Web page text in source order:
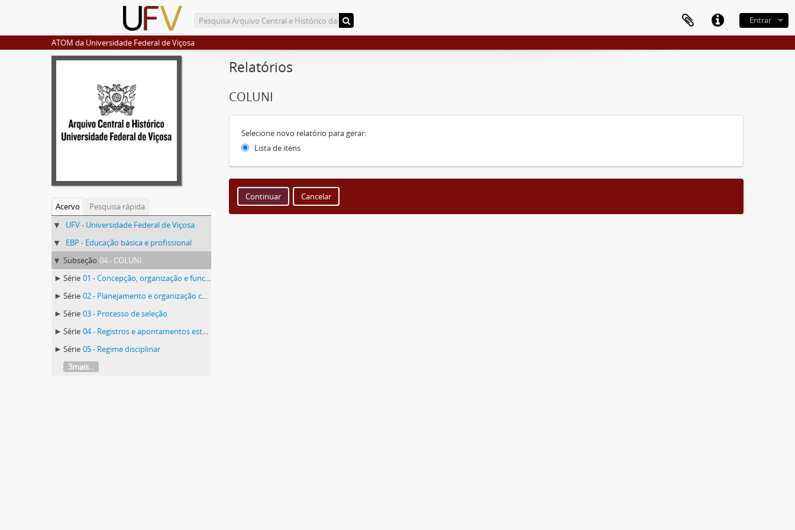
Entrar
ATOM da Universidade Federal de Viçosa
Acervo
Pesquisa rápida
UFV - Universidade Federal de Viçosa
EBP - Educação básica e profissional
Subseção 04 - COLUNI
Série 01 - Concepção, organização e funcionamento
Série 02 - Planejamento e organização curricular
Série 03 - Processo de seleção
Série 04 - Registros e apontamentos estatísticos
Série 05 - Regime disciplinar
3mais...
Relatórios
COLUNI
Selecione novo relatório para gerar:
Lista de itens
Cancelar